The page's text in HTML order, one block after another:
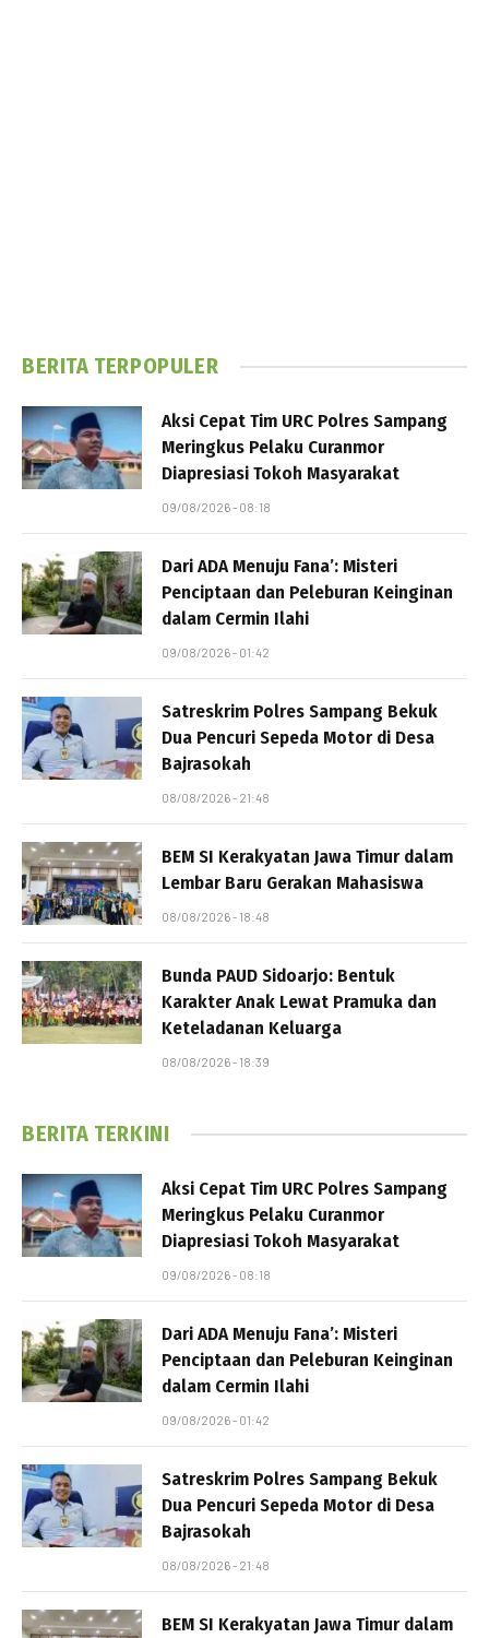
BERITA TERPOPULER
Aksi Cepat Tim URC Polres Sampang
Meringkus Pelaku Curanmor
Diapresiasi Tokoh Masyarakat
09/08/2026 - 08:18
Dari ADA Menuju Fana’: Misteri
Penciptaan dan Peleburan Keinginan
dalam Cermin Ilahi
09/08/2026 - 01:42
Satreskrim Polres Sampang Bekuk
Dua Pencuri Sepeda Motor di Desa
Bajrasokah
08/08/2026 - 21:48
BEM SI Kerakyatan Jawa Timur dalam
Lembar Baru Gerakan Mahasiswa
08/08/2026 - 18:48
Bunda PAUD Sidoarjo: Bentuk
Karakter Anak Lewat Pramuka dan
Keteladanan Keluarga
08/08/2026 - 18:39
BERITA TERKINI
Aksi Cepat Tim URC Polres Sampang
Meringkus Pelaku Curanmor
Diapresiasi Tokoh Masyarakat
09/08/2026 - 08:18
Dari ADA Menuju Fana’: Misteri
Penciptaan dan Peleburan Keinginan
dalam Cermin Ilahi
09/08/2026 - 01:42
Satreskrim Polres Sampang Bekuk
Dua Pencuri Sepeda Motor di Desa
Bajrasokah
08/08/2026 - 21:48
BEM SI Kerakyatan Jawa Timur dalam